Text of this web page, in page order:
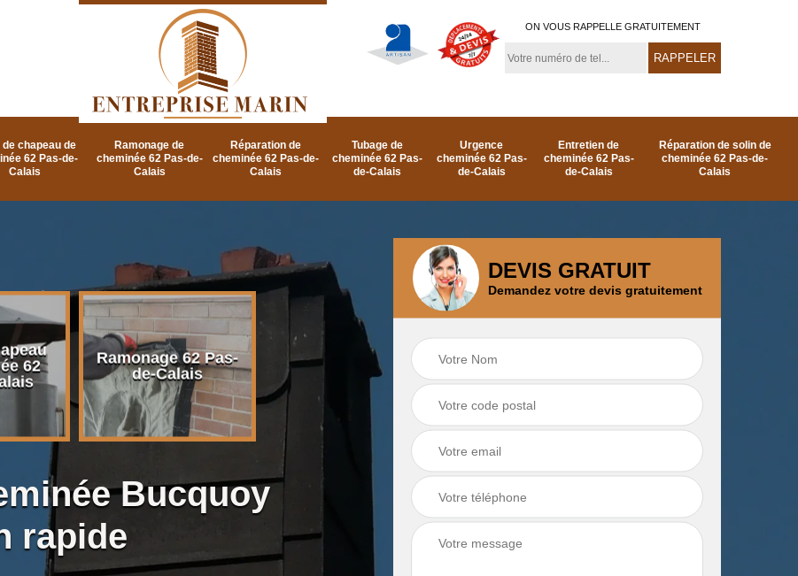
ON VOUS RAPPELLE GRATUITEMENT
de chapeau de
62 Pas-de-
Calais
Ramonage de
cheminée 62 Pas-de-
Calais
Réparation de
cheminée 62 Pas-de-
Calais
Tubage de
cheminée 62 Pas-
de-Calais
Urgence
cheminée 62 Pas-
de-Calais
Entretien de
cheminée 62 Pas-
de-Calais
Réparation de solin de
cheminée 62 Pas-de-
Calais
62
Ramonage 62 Pas-
de-Calais
Ramonage de
cheminée 62 Pas-
de-Calais
cheminée par le toit
62 Pas-de-Calais
Réparation de
cheminée 62 Pas-
de-Calais
Bucquoy
rapide
DEVIS GRATUIT
Demandez votre devis gratuitement